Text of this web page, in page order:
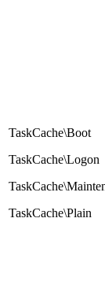
TaskCache\Boot
TaskCache\Logon
TaskCache\Plain